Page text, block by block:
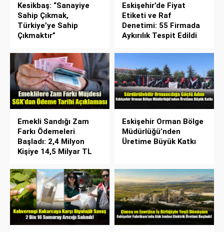
Kesikbaş: “Sanayiye
Sahip Çıkmak,
Türkiye’ye Sahip
Çıkmaktır”
Eskişehir’de Fiyat
Etiketi ve Raf
Denetimi: 55 Firmada
Aykırılık Tespit Edildi
Emekli Sandığı Zam
Farkı Ödemeleri
Başladı: 2,4 Milyon
Kişiye 14,5 Milyar TL
Eskişehir Orman Bölge
Müdürlüğü’nden
Üretime Büyük Katkı